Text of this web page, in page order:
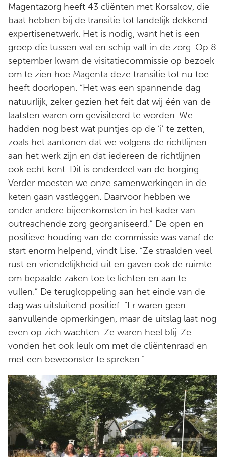
Magentazorg heeft 43 cliënten met Korsakov, die
baat hebben bij de transitie tot landelijk dekkend
expertisenetwerk. Het is nodig, want het is een
groep die tussen wal en schip valt in de zorg. Op 8
september kwam de visitatiecommissie op bezoek
om te zien hoe Magenta deze transitie tot nu toe
heeft doorlopen. “Het was een spannende dag
natuurlijk, zeker gezien het feit dat wij één van de
laatsten waren om gevisiteerd te worden. We
hadden nog best wat puntjes op de ‘i’ te zetten,
zoals het aantonen dat we volgens de richtlijnen
aan het werk zijn en dat iedereen de richtlijnen
ook echt kent. Dit is onderdeel van de borging.
Verder moesten we onze samenwerkingen in de
keten gaan vastleggen. Daarvoor hebben we
onder andere bijeenkomsten in het kader van
outreachende zorg georganiseerd.” De open en
positieve houding van de commissie was vanaf de
start enorm helpend, vindt Lise. “Ze straalden veel
rust en vriendelijkheid uit en gaven ook de ruimte
om bepaalde zaken toe te lichten en aan te
vullen.” De terugkoppeling aan het einde van de
dag was uitsluitend positief. “Er waren geen
aanvullende opmerkingen, maar de uitslag laat nog
even op zich wachten. Ze waren heel blij. Ze
vonden het ook leuk om met de cliëntenraad en
met een bewoonster te spreken.”